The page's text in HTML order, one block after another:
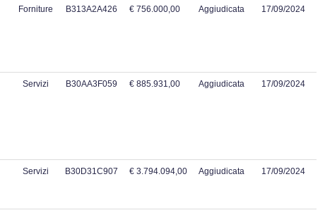
Forniture B313A2A426 € 756.000,00 Aggiudicata 17/09/2024
Servizi B30AA3F059 € 885.931,00 Aggiudicata 17/09/2024
Servizi B30D31C907 € 3.794.094,00 Aggiudicata 17/09/2024